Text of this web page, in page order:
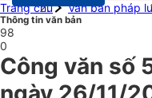
Trang chủ
Văn bản pháp
Thông tin văn bản
98
0
Công văn số